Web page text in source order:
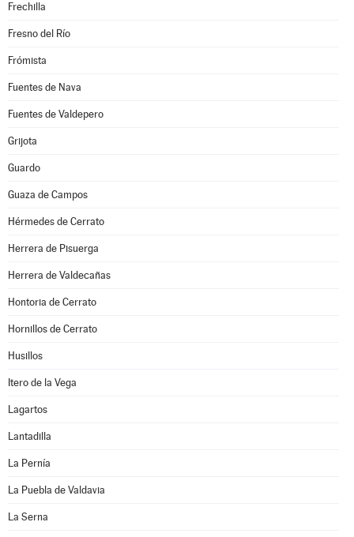
Frechilla
Fresno del Río
Frómista
Fuentes de Nava
Fuentes de Valdepero
Grijota
Guardo
Guaza de Campos
Hérmedes de Cerrato
Herrera de Pisuerga
Herrera de Valdecañas
Hontoria de Cerrato
Hornillos de Cerrato
Husillos
Itero de la Vega
Lagartos
Lantadilla
La Pernía
La Puebla de Valdavia
La Serna